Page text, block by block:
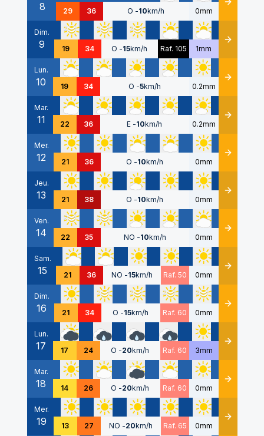
8 29 36 O -10km/h 0mm Détails
Dim.
9 19 34 O -15km/h Raf. 105 1mm Détails
Lun.
10 19 34 O -5km/h 0.2mm Détails
Mar.
11 22 36 E -10km/h 0.2mm Détails
Mer.
12 21 36 O -10km/h 0mm Détails
Jeu.
13 21 38 O -10km/h 0mm Détails
Ven.
14 22 35 NO -10km/h 0mm Détails
Sam.
15 21 36 NO -15km/h Raf. 50 0mm Détails
Dim.
16 21 34 O -15km/h Raf. 60 0mm Détails
Lun.
17 17 24 O -20km/h Raf. 60 3mm Détails
Mar.
18 14 26 O -20km/h Raf. 60 0mm Détails
Mer.
19 13 27 NO -20km/h Raf. 65 0mm Détails